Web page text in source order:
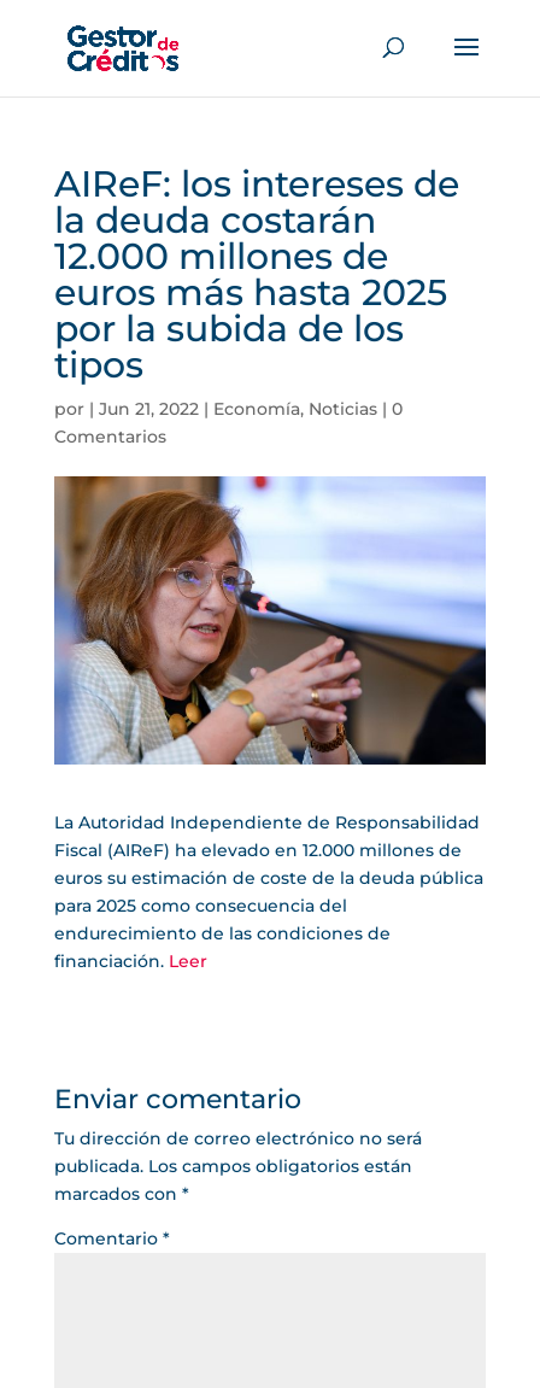
AIReF: los intereses de
la deuda costarán
12.000 millones de
euros más hasta 2025
por la subida de los
tipos
por | Jun 21, 2022| Economía, Noticias| 0
Comentarios
La Autoridad Independiente de Responsabilidad
Fiscal (AIReF) ha elevado en 12.000 millones de
euros su estimación de coste de la deuda pública
para 2025 como consecuencia del
endurecimiento de las condiciones de
financiación. Leer
Enviar comentario
Tu dirección de correo electrónico no será
publicada. Los campos obligatorios están
marcados con *
Comentario *